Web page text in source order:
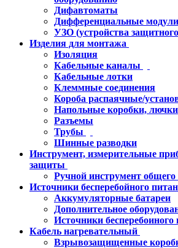
Дифавтоматы
Дифференциальные модули
УЗО (устройства
Изделия для монтажа
Изоляция
Кабельные каналы
Кабельные лотки
Клеммные соединения
Короба распаячные/
Напольные коробки, лючки
Разъемы
Трубы
Шинные разводки
Инструмент, измерительные
защиты
Ручной инструмент общего
Источники бесперебойного
Аккумуляторные батареи
Дополнительное
Источники
Кабель нагревательный
Взрывозащищенные